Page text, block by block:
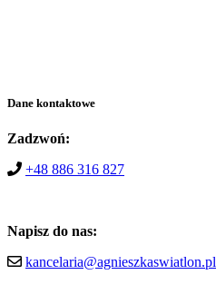
Dane kontaktowe
Zadzwoń:
+48 886 316 827
Napisz do nas:
kancelaria@agnieszkaswiatlon.pl